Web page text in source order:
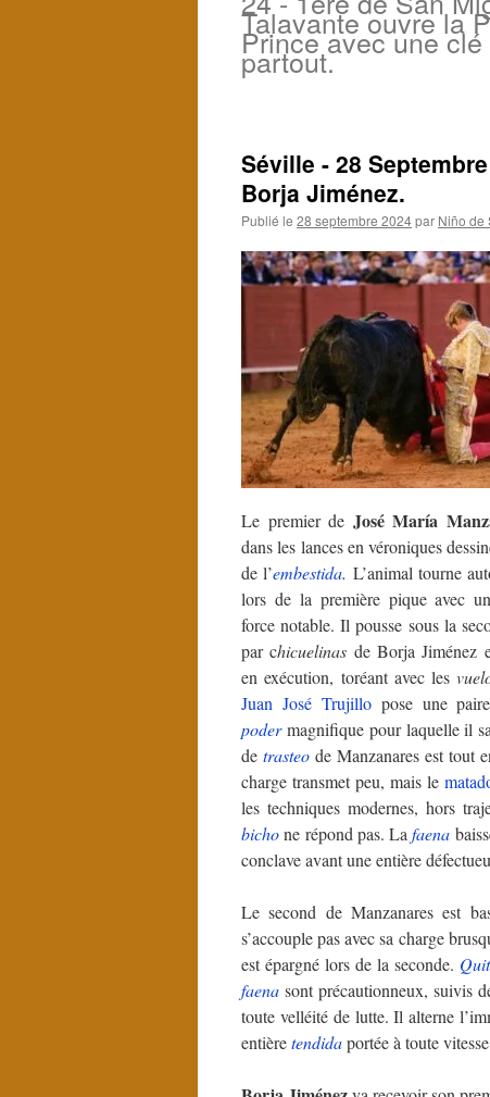
Talavante ouvre la
Prince avec une
partout.
Séville - 28
Borja Jiménez.
Publié le 28 septembre 2024par Niño de
Le premier de José María
dans les lances en véroniques
de l’embestida. L’animal tourne
lors de la première pique avec
force notable. Il pousse sous la
par chicuelinas de Borja Jiménez
en exécution, toréant avec les
Juan José Trujillopose une
podermagnifique pour laquelle il
de trasteo de Manzanares est tout
charge transmet peu, mais le
les techniques modernes, hors
bichone répond pas. Lafaena
conclave avant une entière
Le second de Manzanares est
s’accouple pas avec sa charge
est épargné lors de la seconde.
faena sont précautionneux, suivis
toute velléité de lutte. Il alterne
entièretendidaportée à toute